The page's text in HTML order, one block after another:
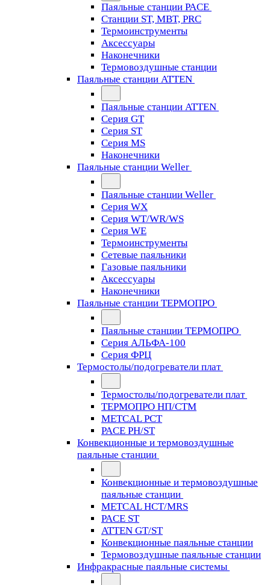
Паяльные станции PACE
Станции ST, MBT, PRC
Термоинструменты
Аксессуары
Наконечники
Термовоздушные станции
Паяльные станции ATTEN
Паяльные станции ATTEN
Серия GT
Серия ST
Серия MS
Наконечники
Паяльные станции Weller
Паяльные станции Weller
Серия WX
Серия WT/WR/WS
Серия WE
Термоинструменты
Сетевые паяльники
Газовые паяльники
Аксессуары
Наконечники
Паяльные станции ТЕРМОПРО
Паяльные станции ТЕРМОПРО
Серия АЛЬФА-100
Серия ФРЦ
Термостолы/подогреватели плат
Термостолы/подогреватели плат
ТЕРМОПРО НП/СТМ
METCAL PCT
PACE PH/ST
Конвекционные и термовоздушные
паяльные станции
Конвекционные и термовоздушные
паяльные станции
METCAL HCT/MRS
PACE ST
ATTEN GT/ST
Конвекционные паяльные станции
Термовоздушные паяльные станции
Инфракрасные паяльные системы